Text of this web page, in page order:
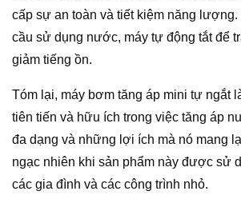
cấp sự an toàn và tiết kiệm năng lượng.
cầu sử dụng nước, máy tự động tắt để
giảm tiếng ồn.
Tóm lại, máy bơm tăng áp mini tự ngắt
tiên tiến và hữu ích trong việc tăng áp
đa dạng và những lợi ích mà nó mang
ngạc nhiên khi sản phẩm này được sử
các gia đình và các công trình nhỏ.